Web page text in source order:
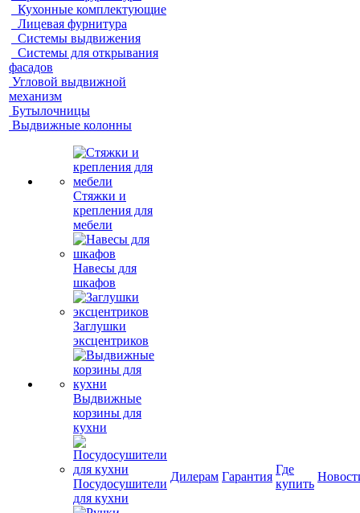
Кухонные комплектующие
Лицевая фурнитура
Системы выдвижения
Системы для открывания
фасадов
Угловой выдвижной
механизм
Бутылочницы
Выдвижные колонны
Стяжки и
крепления для
мебели
Навесы для
шкафов
Заглушки
эксцентриков
Выдвижные
корзины для
кухни
Посудосушители
для кухни
Дилерам Гарантия
Где
купить